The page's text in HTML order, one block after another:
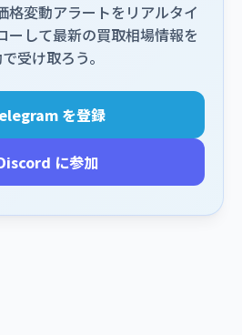
格変動アラートをリアルタイ
ーして最新の買取相場情報を
受け取ろう。
を登録
に参加